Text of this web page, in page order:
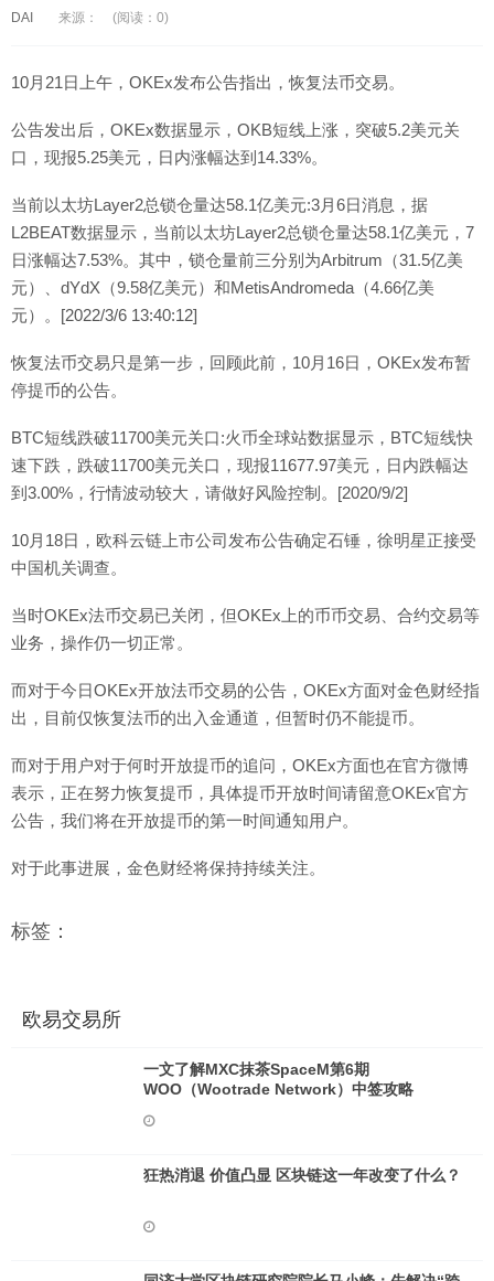
DAI 来源： (阅读：0)
10月21日上午，OKEx发布公告指出，恢复法币交易。
公告发出后，OKEx数据显示，OKB短线上涨，突破5.2美元关
口，现报5.25美元，日内涨幅达到14.33%。
当前以太坊Layer2总锁仓量达58.1亿美元:3月6日消息，据
L2BEAT数据显示，当前以太坊Layer2总锁仓量达58.1亿美元，7
日涨幅达7.53%。其中，锁仓量前三分别为Arbitrum（31.5亿美
元）、dYdX（9.58亿美元）和MetisAndromeda（4.66亿美
元）。[2022/3/6 13:40:12]
恢复法币交易只是第一步，回顾此前，10月16日，OKEx发布暂
停提币的公告。
BTC短线跌破11700美元关口:火币全球站数据显示，BTC短线快
速下跌，跌破11700美元关口，现报11677.97美元，日内跌幅达
到3.00%，行情波动较大，请做好风险控制。[2020/9/2]
10月18日，欧科云链上市公司发布公告确定石锤，徐明星正接受
中国机关调查。
当时OKEx法币交易已关闭，但OKEx上的币币交易、合约交易等
业务，操作仍一切正常。
而对于今日OKEx开放法币交易的公告，OKEx方面对金色财经指
出，目前仅恢复法币的出入金通道，但暂时仍不能提币。
而对于用户对于何时开放提币的追问，OKEx方面也在官方微博
表示，正在努力恢复提币，具体提币开放时间请留意OKEx官方
公告，我们将在开放提币的第一时间通知用户。
对于此事进展，金色财经将保持持续关注。
标签：
欧易交易所
一文了解MXC抹茶SpaceM第6期
WOO（Wootrade Network）中签攻略
狂热消退 价值凸显 区块链这一年改变了什么？